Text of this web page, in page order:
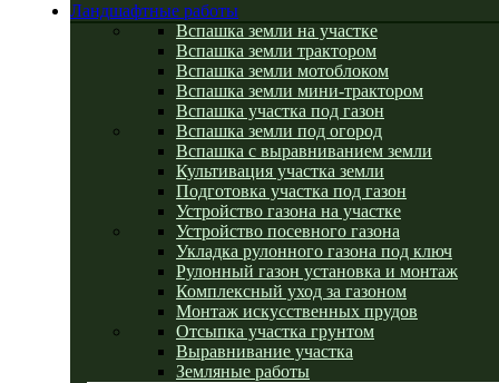
Ландшафтные работы
Вспашка земли на участке
Вспашка земли трактором
Вспашка земли мотоблоком
Вспашка земли мини-трактором
Вспашка участка под газон
Вспашка земли под огород
Вспашка с выравниванием земли
Культивация участка земли
Подготовка участка под газон
Устройство газона на участке
Устройство посевного газона
Укладка рулонного газона под ключ
Рулонный газон установка и монтаж
Комплексный уход за газоном
Монтаж искусственных прудов
Отсыпка участка грунтом
Выравнивание участка
Земляные работы